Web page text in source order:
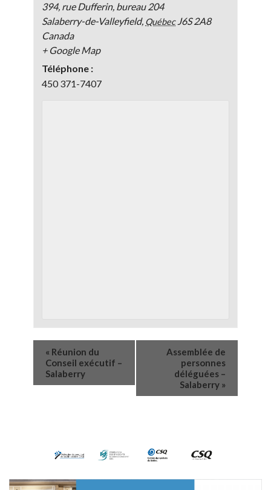
394, rue Dufferin, bureau 204
Salaberry-de-Valleyfield, Québec J6S 2A8
Canada
+ Google Map
Téléphone :
450 371-7407
« Réunion du
Conseil exécutif –
Salaberry
Assemblée de
personnes
déléguées –
Salaberry »